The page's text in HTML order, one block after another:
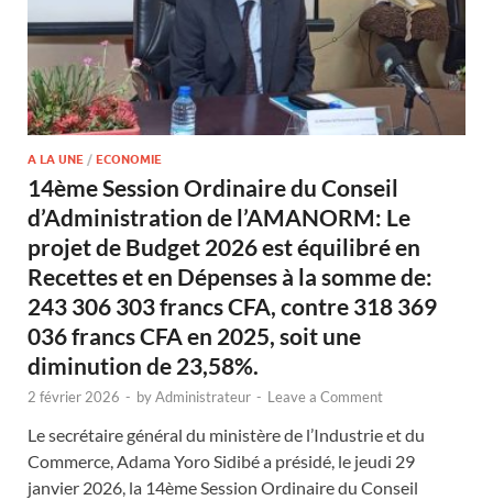
A LA UNE / ECONOMIE
14ème Session Ordinaire du Conseil
d’Administration de l’AMANORM: Le
projet de Budget 2026 est équilibré en
Recettes et en Dépenses à la somme de:
243 306 303 francs CFA, contre 318 369
036 francs CFA en 2025, soit une
diminution de 23,58%.
2 février 2026 - byAdministrateur - Leave a Comment
Le secrétaire général du ministère de l’Industrie et du
Commerce, Adama Yoro Sidibé a présidé, le jeudi 29
janvier 2026, la 14ème Session Ordinaire du Conseil